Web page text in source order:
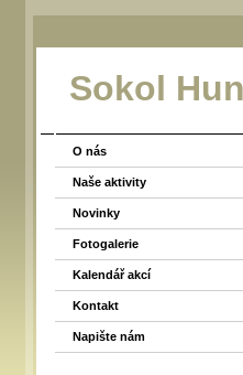
Sokol
O nás
Naše aktivity
Novinky
Fotogalerie
Kalendář akcí
Kontakt
Napište nám